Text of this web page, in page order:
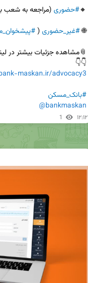
🔸#حضوری
🌐 #غیر_حضوری (
👇👇
maskan.ir/advocacy3
#بانک_مسکن
@bankmaskan
1 ۱۲:۱۲